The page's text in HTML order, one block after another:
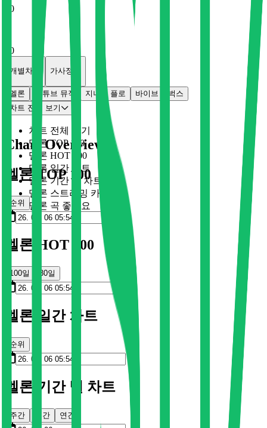
0
0
개별차트 가사정보
멜론 유튜브 뮤직 지니 플로 바이브
벅스
차트 전체 보기
차트 전체 보기
멜론 TOP 100
멜론 HOT 100
멜론 일간 차트
멜론 기간 별 차트
멜론 스트리밍 카드
멜론 곡 좋아요
Chart Overview
멜론 TOP 100
순위
멜론 HOT 100
100일 30일
멜론 일간 차트
순위
멜론 기간 별 차트
주간 월간 연간